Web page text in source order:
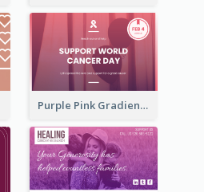
Purple Pink Gradient World Cancer Day Greeting Card